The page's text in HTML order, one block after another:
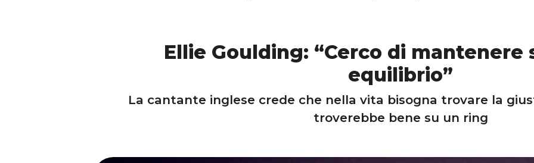
Ellie Goulding: “Cerco di mantenere
equilibrio”
La cantante inglese crede che nella vita bisogna trovare la
troverebbe bene su un ring